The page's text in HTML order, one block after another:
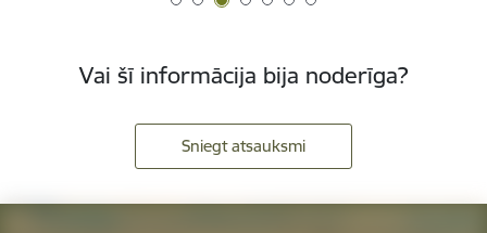
Vai šī informācija bija noderīga?
Sniegt atsauksmi